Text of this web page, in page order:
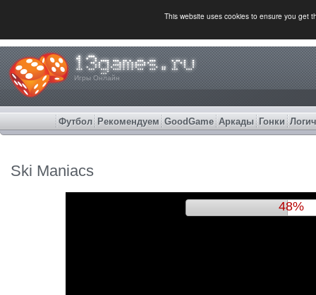
This website uses cookies to ensure you get
Игры Онлайн
Футбол Рекомендуем GoodGame Аркады Гонки
Ski Maniacs
51%